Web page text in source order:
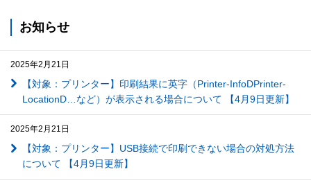
お知らせ
2025年2月21日
【対象：プリンター】印刷結果に英字（Printer-InfoDPrinter-
LocationD…など）が表示される場合について 【4月9日更新】
2025年2月21日
【対象：プリンター】USB接続で印刷できない場合の対処方法
について 【4月9日更新】